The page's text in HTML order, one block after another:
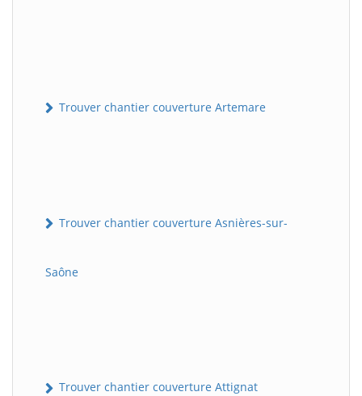
Trouver chantier couverture Artemare
Trouver chantier couverture Asnières-sur-
Saône
Trouver chantier couverture Attignat